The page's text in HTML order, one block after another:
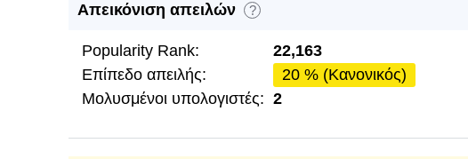
Απεικόνιση απειλών ?
Popularity Rank:
22,163
Επίπεδο απειλής:
20 % (Κανονικός)
Μολυσμένοι υπολογιστές: 2